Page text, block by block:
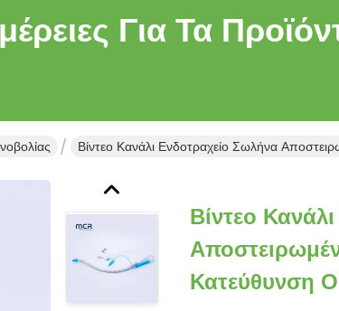
Για Τα
Βίντεο Κανάλι Ενδοτραχείο Σωλήνα
Βίντεο
Κατεύθυνση